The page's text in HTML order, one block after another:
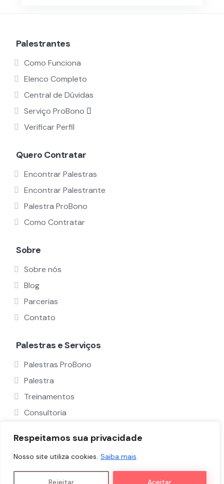
Respeitamos sua privacidade
Nosso site utiliza cookies. Saiba mais
Rejeitar Aceitar
Palestrantes
Como Funciona
Elenco Completo
Central de Dúvidas
Serviço ProBono
Verificar Perfil
Quero Contratar
Encontrar Palestras
Encontrar Palestrante
Palestra ProBono
Como Contratar
Sobre
Sobre nós
Blog
Parcerias
Contato
Palestras e Serviços
Palestras ProBono
Palestra
Treinamentos
Consultoria
Políticas e Termos Palestrantes